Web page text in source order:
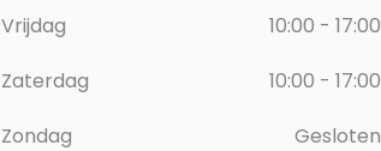
Vrijdag
10:00 - 17:00
Zaterdag
10:00 - 17:00
Zondag
Gesloten